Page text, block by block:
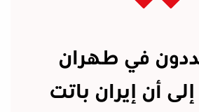
في طهران
أن إيران باتت